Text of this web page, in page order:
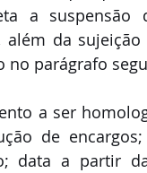
a
além da
no parágrafo
a ser
de
data a partir